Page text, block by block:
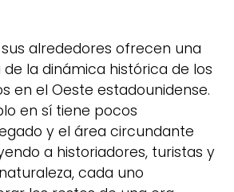
sus alrededores ofrecen una
la dinámica histórica de los
en el Oeste estadounidense.
en sí tiene pocos
y el área circundante
a historiadores, turistas y
cada uno